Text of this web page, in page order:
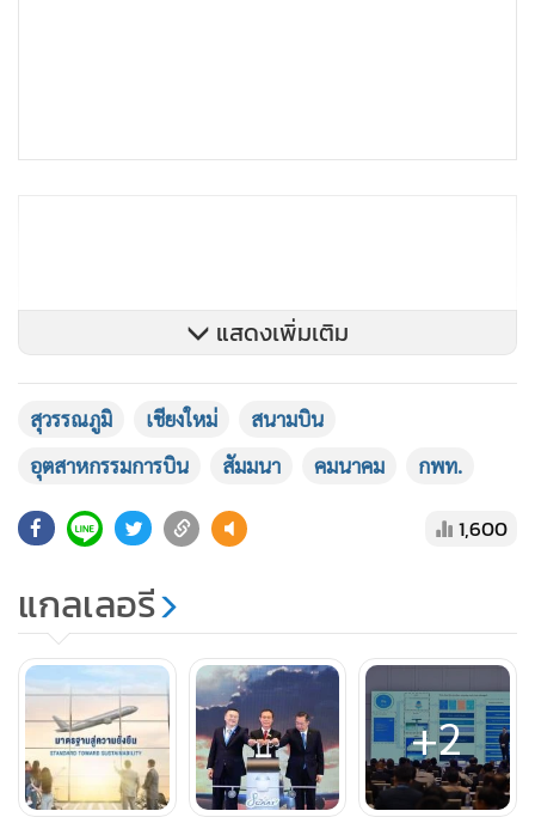
1. การดำเนินงานระยะเร่งด่วนภายใน 1 ปี จากนโยบาย VISA
Free ให้แก่นักท่องเที่ยวจีน และคาซัคสถาน คาดว่าจะมีนักท่อง
เที่ยวจีนเพิ่มเป็น 500,000 คนต่อเดือน และคาซัคสถานเพิ่มเป็น
15,000 คนต่อเดือน ซึ่งจะทำให้มีรายได้จากการท่องเที่ยวกว่า 2
แสนล้านบาท จึงได้มอบหมาย กพท. บริษัท ท่าอากาศยานไทย
แสดงเพิ่มเติม
สุวรรณภูมิ เชียงใหม่
สนามบิน
อุตสาหกรรมการบิน
สัมมนา คมนาคม กพท.
1,600
แกลเลอรี
+2